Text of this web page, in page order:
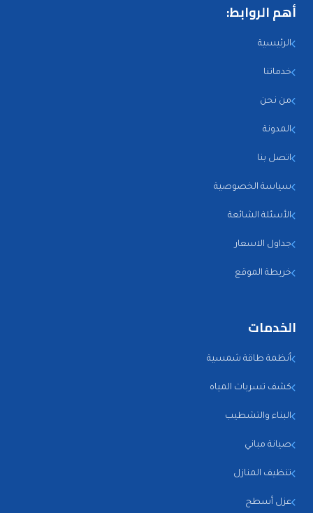
أهم الروابط:
الرئيسية
خدماتنا
من نحن
المدونة
اتصل بنا
سياسة الخصوصية
الأسئلة الشائعة
جداول الاسعار
خريطة الموقع
الخدمات
أنظمة طاقة شمسية
كشف تسربات المياه
البناء والتشطيب
صيانة مباني
تنظيف المنازل
عزل أسطح